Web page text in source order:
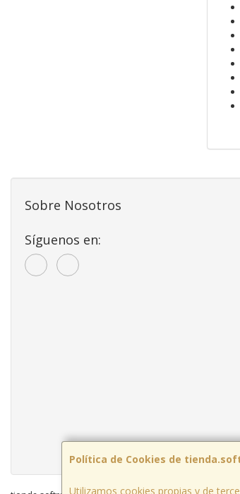
Política de Cookies de
Utilizamos cookies propias y de
Sobre Nosotros
Síguenos en: